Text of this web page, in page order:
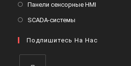
вкладке
Панели сенсорные HMI
вкладке
SCADA-системы
новой
Подпишитесь На Нас